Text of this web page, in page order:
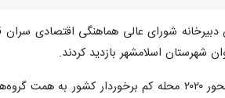
شورای عالی هماهنگی اقتصادی
در این اردوی جهادی خدماتی که در راستای طرح توانمندسازی و تحول